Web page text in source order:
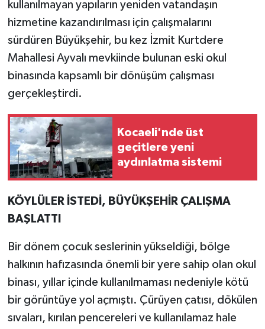
kullanılmayan yapıların yeniden vatandaşın
hizmetine kazandırılması için çalışmalarını
sürdüren Büyükşehir, bu kez İzmit Kurtdere
Mahallesi Ayvalı mevkiinde bulunan eski okul
binasında kapsamlı bir dönüşüm çalışması
gerçekleştirdi.
Kocaeli'nde üst
geçitlere yeni
aydınlatma sistemi
KÖYLÜLER İSTEDİ, BÜYÜKŞEHİR ÇALIŞMA
BAŞLATTI
Bir dönem çocuk seslerinin yükseldiği, bölge
halkının hafızasında önemli bir yere sahip olan okul
binası, yıllar içinde kullanılmaması nedeniyle kötü
bir görüntüye yol açmıştı. Çürüyen çatısı, dökülen
sıvaları, kırılan pencereleri ve kullanılamaz hale